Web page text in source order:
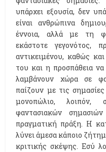
υπάρχει εξουσία, δεν
είναι ανθρώπινα
έννοια, αλλά με τη
εκάστοτε γεγονότος,
αντικειμένου, καθώς
του και η προσπάθεια
λαμβάνουν χώρα σε
παίζουν με τις
μονοπώλιο, λοιπόν,
φαντασιακών
πραγματική πράξη. Η
λύνει άμεσα κάποιο
κριτικής σκέψης. Εσύ